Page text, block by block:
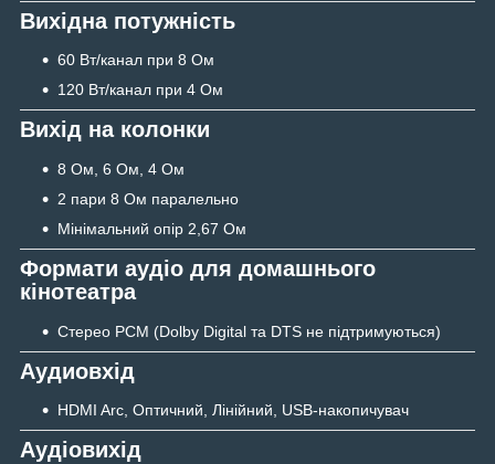
Вихідна потужність
60 Вт/канал при 8 Ом
120 Вт/канал при 4 Ом
Вихід на колонки
8 Ом, 6 Ом, 4 Ом
2 пари 8 Ом паралельно
Мінімальний опір 2,67 Ом
Формати аудіо для домашнього
кінотеатра
Стерео PCM (Dolby Digital та DTS не підтримуються)
Аудиовхід
HDMI Arc, Оптичний, Лінійний, USB-накопичувач
Аудіовихід